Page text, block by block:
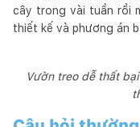
cây trong vài tuần rồi
thiết kế và phương án
Vườn treo dễ thất